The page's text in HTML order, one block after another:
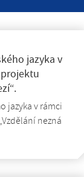
jazyka v
jazyka v rámci
nezná